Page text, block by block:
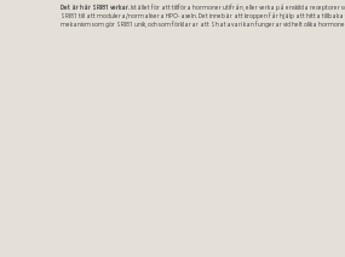
Det är här SRI81 verkar. Istället för att tillföra hormoner utifrån, eller verka på enskilda receptorer
SRI81 till att modulera/normalisera HPO-axeln. Det innebär att kroppen får hjälp att hitta
mekanism som gör SRI81 unik, och som förklarar att Shatavari kan fungerar vid helt olika